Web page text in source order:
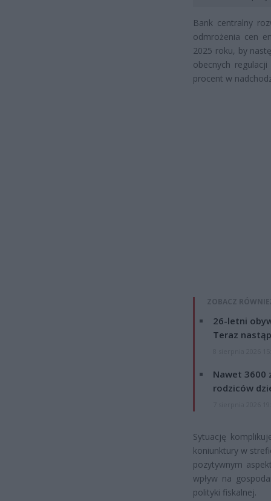
Bank centralny
odmrożenia cen
2025 roku, by
obecnych
procent w
ZOBACZ
26-letni
Teraz
Nawet 3600
rodziców
Sytuację
koniunktury w
pozytywnym
wpływ na
polityki fiskalnej.